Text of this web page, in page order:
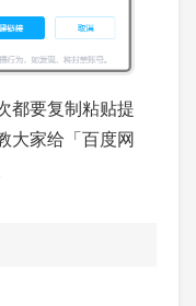
都要复制粘贴提
大家给「百度网